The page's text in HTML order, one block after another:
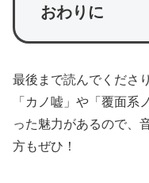
おわりに
最後まで読んでくださ
「カノ嘘」や「覆面系
った魅力があるので、
方もぜひ！